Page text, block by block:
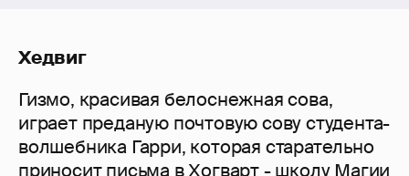
Хедвиг
Гизмо, красивая белоснежная сова,
играет преданую почтовую сову студента-
волшебника Гарри, которая старательно
приносит письма в Хогварт - школу Магии